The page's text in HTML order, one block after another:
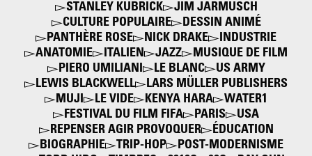
STANLEY KUBRICK
JIM JARMUSCH
CULTURE POPULAIRE
DESSIN ANIMÉ
PANTHÈRE ROSE
NICK DRAKE
INDUSTRIE
ANATOMIE
ITALIEN JAZZ
MUSIQUE DE FILM
PIERO UMILIANI
LE BLANC
US ARMY
LEWIS BLACKWELL
LARS MÜLLER PUBLISHERS
MUJI
LE VIDE KENYA HARA
WATER1
FESTIVAL DU FILM FIFA
PARIS
USA
REPENSER AGIR PROVOQUER
ÉDUCATION
BIOGRAPHIE
TRIP-HOP
POST-MODERNISME